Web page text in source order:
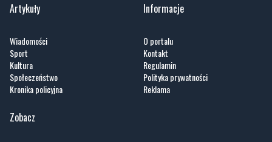
Artykuły
Wiadomości
Sport
Kultura
Społeczeństwo
Kronika policyjna
Informacje
O portalu
Kontakt
Regulamin
Polityka prywatności
Reklama
Zobacz